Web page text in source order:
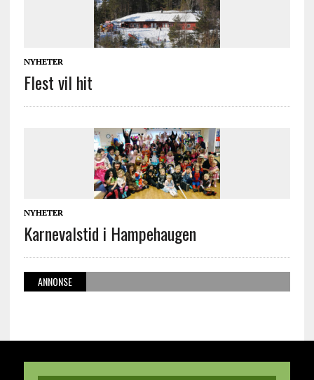
NYHETER
Flest vil hit
NYHETER
Karnevalstid i Hampehaugen
ANNONSE